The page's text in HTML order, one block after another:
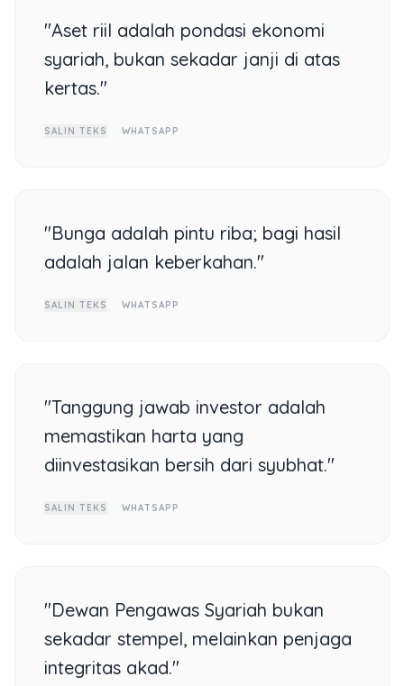
"Aset riil adalah pondasi ekonomi
syariah, bukan sekadar janji di atas
kertas."
SALIN TEKS WHATSAPP
"Bunga adalah pintu riba; bagi hasil
adalah jalan keberkahan."
SALIN TEKS WHATSAPP
"Tanggung jawab investor adalah
memastikan harta yang
diinvestasikan bersih dari syubhat."
SALIN TEKS WHATSAPP
"Dewan Pengawas Syariah bukan
sekadar stempel, melainkan penjaga
integritas akad."